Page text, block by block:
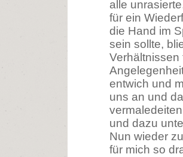
alle
für ein
die Hand im
sein sollte,
Verhältnissen
entwich und
uns an und
und dazu
Nun wieder
für mich so